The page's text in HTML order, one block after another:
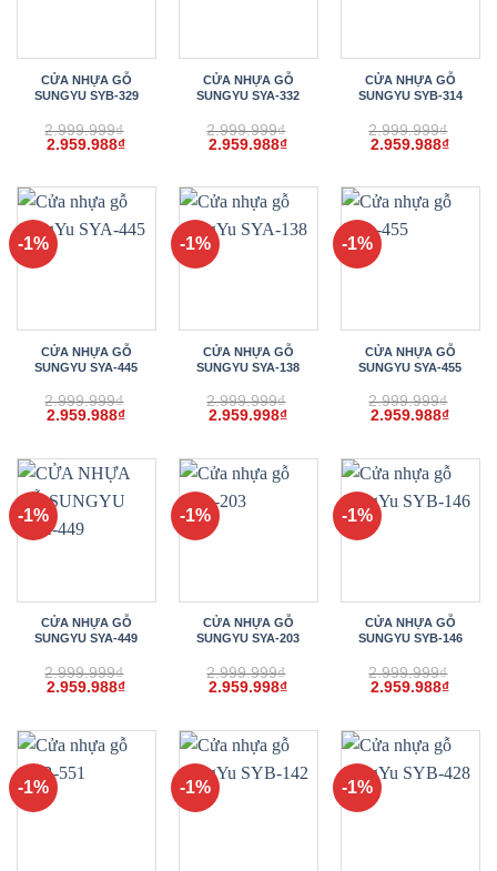
CỬA NHỰA GỖ
SUNGYU SYB-329
2.999.999₫
Giá
2.999.999₫.
2.959.988₫Giá
là:
2.959.988₫.
CỬA NHỰA GỖ
SUNGYU SYA-332
2.999.999₫
Giá
2.999.999₫.
2.959.988₫Giá
là:
2.959.988₫.
CỬA NHỰA GỖ
SUNGYU SYB-314
2.999.999₫
Giá
2.999.999₫.
2.959.988₫Giá
là:
-1%
CỬA NHỰA GỖ
SUNGYU SYA-445
2.999.999₫
Giá
2.999.999₫.
2.959.988₫Giá
là:
2.959.988₫.
-1%
CỬA NHỰA GỖ
SUNGYU SYA-138
2.999.999₫
Giá
2.999.999₫.
2.959.998₫Giá
là:
2.959.998₫.
-1%
CỬA NHỰA GỖ
SUNGYU SYA-455
2.999.999₫
Giá
2.999.999₫.
2.959.988₫Giá
là:
-1%
CỬA NHỰA GỖ
SUNGYU SYA-449
2.999.999₫
Giá
2.999.999₫.
2.959.988₫Giá
là:
2.959.988₫.
-1%
CỬA NHỰA GỖ
SUNGYU SYA-203
2.999.999₫
Giá
2.999.999₫.
2.959.998₫Giá
là:
2.959.998₫.
-1%
CỬA NHỰA GỖ
SUNGYU SYB-146
2.999.999₫
Giá
2.999.999₫.
2.959.988₫Giá
là:
-1% -1% -1%